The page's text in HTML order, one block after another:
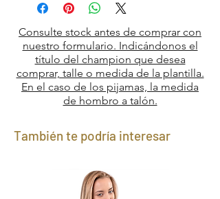
Consulte stock antes de comprar con
nuestro formulario. Indicándonos el
título del champion que desea
comprar, talle o medida de la plantilla.
En el caso de los pijamas, la medida
de hombro a talón.
También te podría interesar